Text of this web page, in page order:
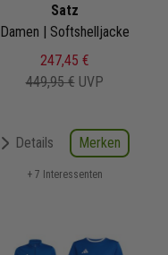
Satz
Damen | Softshelljacke
247,45 €
449,95 € UVP
Details Merken
+ 7 Interessenten